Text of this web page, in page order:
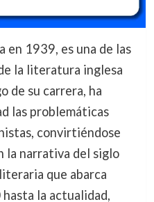
en 1939, es una de las
la literatura inglesa
de su carrera, ha
las problemáticas
convirtiéndose
la narrativa del siglo
que abarca
la actualidad,